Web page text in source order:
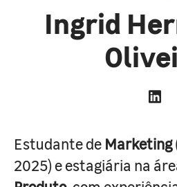
Ingrid
Estudante de Marketing
2025) e estagiária na